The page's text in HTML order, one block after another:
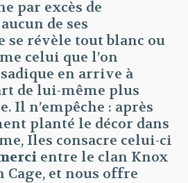
par excès de
de ses
se révèle tout blanc ou
celui que l’on
en arrive à
de lui-même plus
Il n’empêche : après
planté le décor dans
Iles consacre celui-ci
entre le clan Knox
Cage, et nous offre